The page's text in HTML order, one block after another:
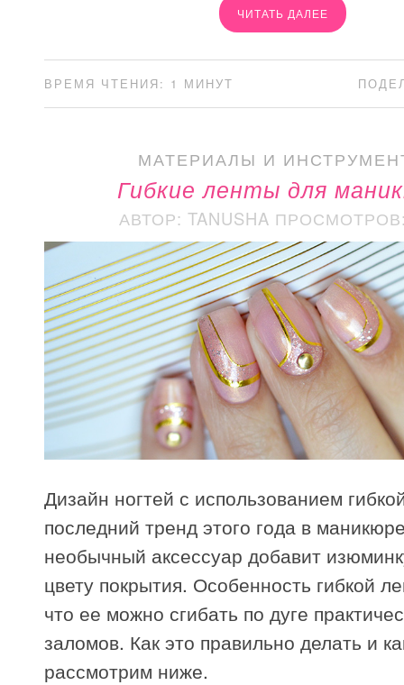
ЧИТАТЬ ДАЛЕЕ
ВРЕМЯ ЧТЕНИЯ: 1 МИНУТ
МАТЕРИАЛЫ И
Гибкие ленты для
АВТОР: TANUSHA
Дизайн ногтей с использованием
последний тренд этого года в
необычный аксессуар добавит
цвету покрытия. Особенность гибкой
что ее можно сгибать по дуге
заломов. Как это правильно делать и
рассмотрим ниже.